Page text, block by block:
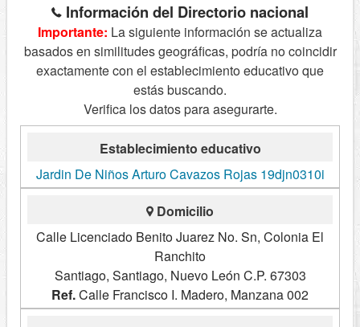
Información del Directorio nacional
Importante: La siguiente información se actualiza
basados en similitudes geográficas, podría no coincidir
exactamente con el establecimiento educativo que
estás buscando.
Verifica los datos para asegurarte.
Establecimiento educativo
Jardin De Niños Arturo Cavazos Rojas 19djn0310i
Domicilio
Calle Licenciado Benito Juarez No. Sn, Colonia El
Ranchito
Santiago, Santiago, Nuevo León C.P. 67303
Ref.Calle Francisco I. Madero, Manzana 002